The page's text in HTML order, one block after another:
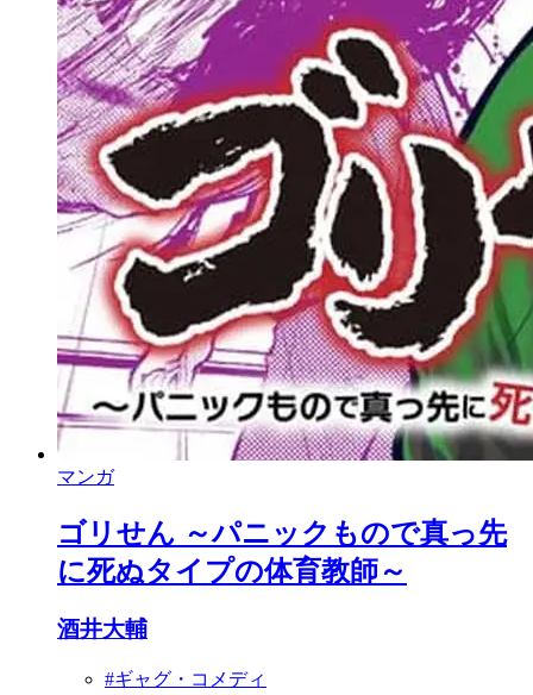
マンガ
ゴリせん ～パニックもので真っ先
に死ぬタイプの体育教師～
酒井大輔
#ギャグ・コメディ